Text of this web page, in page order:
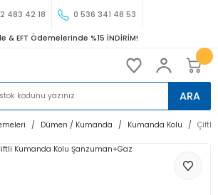
483 42 18 0 536 341 48 53
& EFT Ödemelerinde %15 İNDİRİM!
ARA
Dümen / Kumanda Kumanda Kolu Çiftli